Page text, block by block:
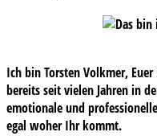
Ich bin Torsten Volkmer,
bereits seit vielen Jahren in
emotionale und
egal woher Ihr kommt.